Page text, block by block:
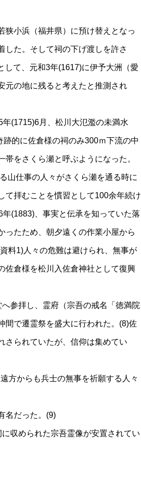
狭小浜（福井県）に預け替えとなっ
した。そして祠の下げ渡しを許さ
して、元和3年(1617)に伊予大洲（愛
元の地に残ると考えたと推測され
(1715)6月、松川大氾濫の未満水
的に佐倉様の祠のみ300ｍ下流の中
をさくら瀬と呼ぶようになった。
山仕事の人々がさくら瀬を通る時に
て拝むことを慣習として100余年続け
(1883)、事実と伝承を知っていた落
ったため、朝夕遠くの作業小屋から
料1)人々の危難は避けられ、無事が
佐倉様を松川入佐倉神社として復興
参拝し、霊府（宗吾の戒名「徳満院
間で遷霊祭を盛大に行われた。(8)佐
さられていたが、信仰は集めてい
方からも兵士の無事を祈願する人々
名だった。(9)
収められた宗吾霊像が安置されてい